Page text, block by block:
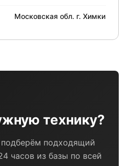
Московская обл. г. Химки
технику?
подходящий
часов из базы по всей